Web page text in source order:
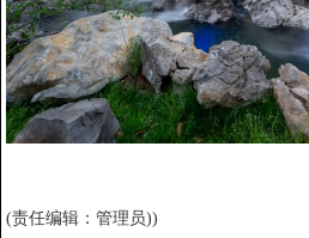
(责任编辑：管理员))